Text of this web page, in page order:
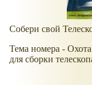
Собери свой
Тема номера -
для сборки